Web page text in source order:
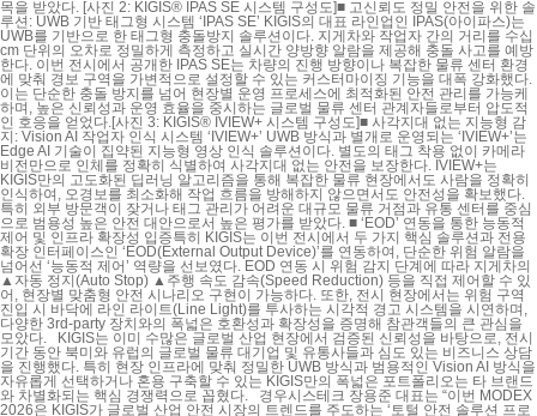
목을 받았다. [사진 2: KIGIS® IPAS SE 시스템 구성도]■ 고신뢰도 정밀 안전을 위한 솔
루션: UWB 기반 태그형 시스템 ‘IPAS SE’ KIGIS의 대표 라인업인 IPAS(아이파스)는
UWB를 기반으로 한 태그형 충돌방지 솔루션이다. 지게차와 작업자 간의 거리를 수십
cm 단위의 오차로 정밀하게 측정하고 실시간 양방향 알람을 제공해 충돌 사고를 예방
한다. 이번 전시에서 공개한 IPAS SE는 차량의 진행 방향이나 복잡한 물류 센터 환경
에 맞춰 경보 구역을 가변적으로 설정할 수 있는 커스터마이징 기능을 대폭 강화했다.
이는 단순한 충돌 방지를 넘어 현장별 운영 프로세스에 최적화된 안전 관리를 가능케
하며, 높은 신뢰성과 운영 효율을 중시하는 글로벌 물류 센터 관계자들로부터 압도적
인 호응을 얻었다.[사진 3: KIGIS® IVIEW+ 시스템 구성도]■ 사각지대 없는 지능형 감
지: Vision AI 작업자 인식 시스템 ‘IVIEW+’ UWB 방식과 별개로 운영되는 ‘IVIEW+’는
Edge AI 기술이 집약된 지능형 영상 인식 솔루션이다. 별도의 태그 착용 없이 카메라
비전만으로 인체를 정확히 식별하여 사각지대 없는 안전을 보장한다. IVIEW+는
KIGIS만의 고도화된 딥러닝 알고리즘을 통해 복잡한 물류 현장에서도 사람을 정확히
인식하여, 오경보를 최소화해 작업 흐름을 방해하지 않으면서도 안전성을 확보했다.
특히 외부 방문객이 잦거나 태그 관리가 어려운 대규모 물류 거점과 유통 센터를 중심
으로 범용성 높은 안전 대안으로서 높은 평가를 받았다. ■ ‘EOD’ 연동을 통한 능동적
제어 및 인프라 확장성 입증특히 KIGIS는 이번 전시에서 두 가지 핵심 솔루션과 전용
확장 인터페이스인 ‘EOD(External Output Device)’를 연동하여, 단순한 위험 알람을
넘어선 ‘능동적 제어’ 역량을 선보였다. EOD 연동 시 위험 감지 단계에 따라 지게차의
▲자동 정지(Auto Stop) ▲주행 속도 감속(Speed Reduction) 등을 직접 제어할 수 있
어, 현장별 맞춤형 안전 시나리오 구현이 가능하다. 또한, 전시 현장에서는 위험 구역
진입 시 바닥에 라인 라이트(Line Light)를 투사하는 시각적 경고 시스템을 시연하며,
다양한 3rd-party 장치와의 폭넓은 호환성과 확장성을 증명해 참관객들의 큰 관심을
모았다. KIGIS는 이미 수많은 글로벌 산업 현장에서 검증된 신뢰성을 바탕으로, 전시
기간 동안 북미와 유럽의 글로벌 물류 대기업 및 유통사들과 심도 있는 비즈니스 상담
을 진행했다. 특히 현장 인프라에 맞춰 정밀한 UWB 방식과 범용적인 Vision AI 방식을
자유롭게 선택하거나 혼용 구축할 수 있는 KIGIS만의 폭넓은 포트폴리오는 타 브랜드
와 차별화되는 핵심 경쟁력으로 꼽혔다. 경우시스테크 장용준 대표는 “이번 MODEX
2026은 KIGIS가 글로벌 산업 안전 시장의 트렌드를 주도하는 ‘토털 안전 솔루션 프로